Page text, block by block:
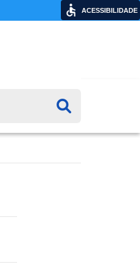
ACESSIBILIDADE